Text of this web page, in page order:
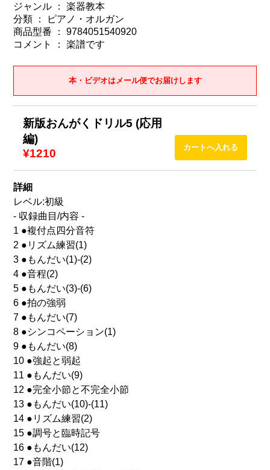
ジャンル ： 楽器教本
分類 ： ピアノ・オルガン
商品型番 ： 9784051540920
コメント ： 楽譜です
本・ビデオはメール便でお届けします
新版おんがくドリル5 (応用
編)
¥1210
詳細
レベル:初級
- 収録曲目/内容 -
1 ●複付点四分音符
2 ●リズム練習(1)
3 ●もんだい(1)-(2)
4 ●音程(2)
5 ●もんだい(3)-(6)
6 ●拍の強弱
7 ●もんだい(7)
8 ●シンコペーション(1)
9 ●もんだい(8)
10 ●強起と弱起
11 ●もんだい(9)
12 ●完全小節と不完全小節
13 ●もんだい(10)-(11)
14 ●リズム練習(2)
15 ●調号と臨時記号
16 ●もんだい(12)
17 ●音階(1)